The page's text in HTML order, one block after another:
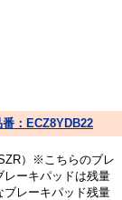
：ECZ8YDB22
）※こちらのブレ
レーキパッドは残量
ブレーキパッド残量